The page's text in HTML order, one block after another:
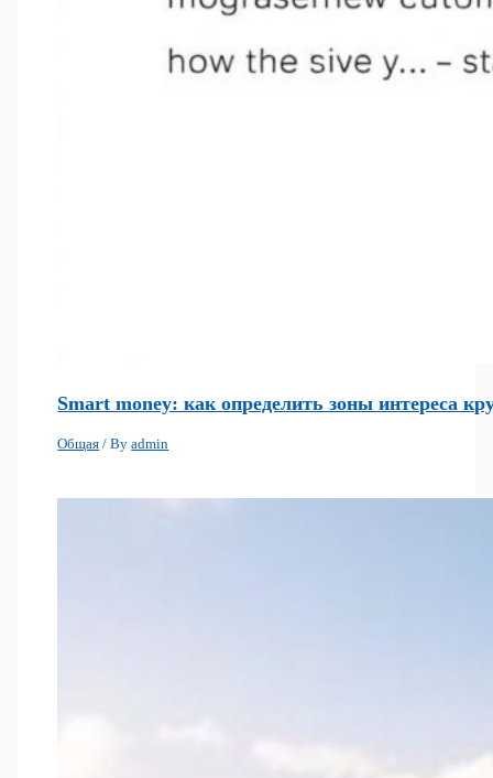
Smart money: как определить зоны интереса
Общая / Byadmin